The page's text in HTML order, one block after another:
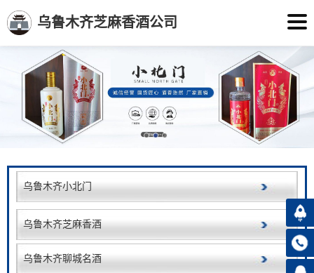
乌鲁木齐芝麻香酒公司
乌鲁木齐小北门
乌鲁木齐芝麻香酒
乌鲁木齐聊城名酒